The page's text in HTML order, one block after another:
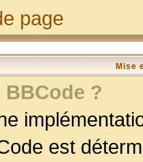
page
Mise
?
est